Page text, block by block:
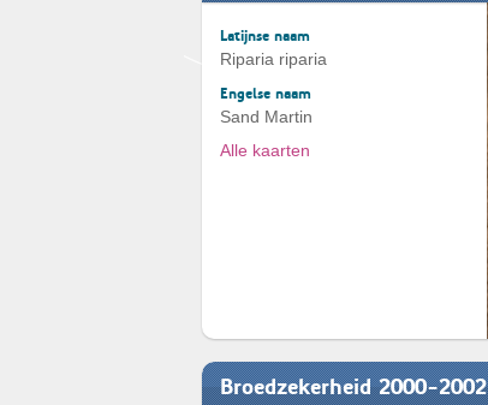
Latijnse naam
Riparia riparia
Engelse naam
Sand Martin
Alle kaarten
Broedzekerheid 2000-2002